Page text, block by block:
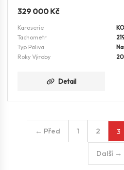
329 000 Kč
Karoserie
Tachometr
Typ Paliva
Roky Výroby
Detail
← Před 1 2 3
Další →